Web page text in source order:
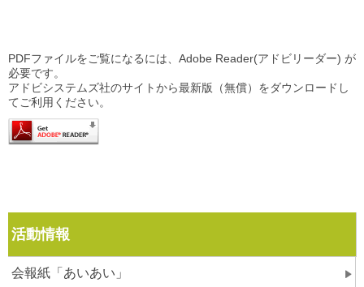
PDFファイルをご覧になるには、Adobe Reader(アドビリーダー) が
必要です。
アドビシステムズ社のサイトから最新版（無償）をダウンロードし
てご利用ください。
活動情報
会報紙「あいあい」